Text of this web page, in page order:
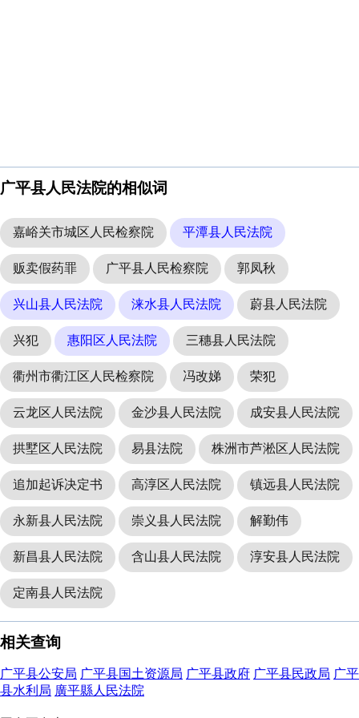
广平县人民法院的相似词
嘉峪关市城区人民检察院 平潭县人民法院
贩卖假药罪 广平县人民检察院 郭凤秋
兴山县人民法院 涞水县人民法院 蔚县人民法院
兴犯 惠阳区人民法院 三穗县人民法院
衢州市衢江区人民检察院 冯改娣 荣犯
云龙区人民法院 金沙县人民法院 成安县人民法院
拱墅区人民法院 易县法院 株洲市芦淞区人民法院
追加起诉决定书 高淳区人民法院 镇远县人民法院
永新县人民法院 崇义县人民法院 解勤伟
新昌县人民法院 含山县人民法院 淳安县人民法院
定南县人民法院
相关查询
广平县公安局 广平县国土资源局 广平县政府 广平县民政局 广平
县水利局 廣平縣人民法院